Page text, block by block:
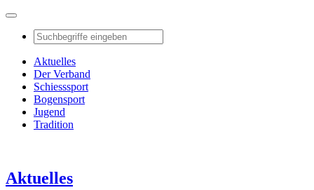
Aktuelles
Der Verband
Schiesssport
Bogensport
Jugend
Tradition
Aktuelles